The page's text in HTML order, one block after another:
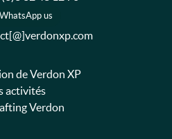
WhatsApp us
de Verdon XP
activités
Verdon